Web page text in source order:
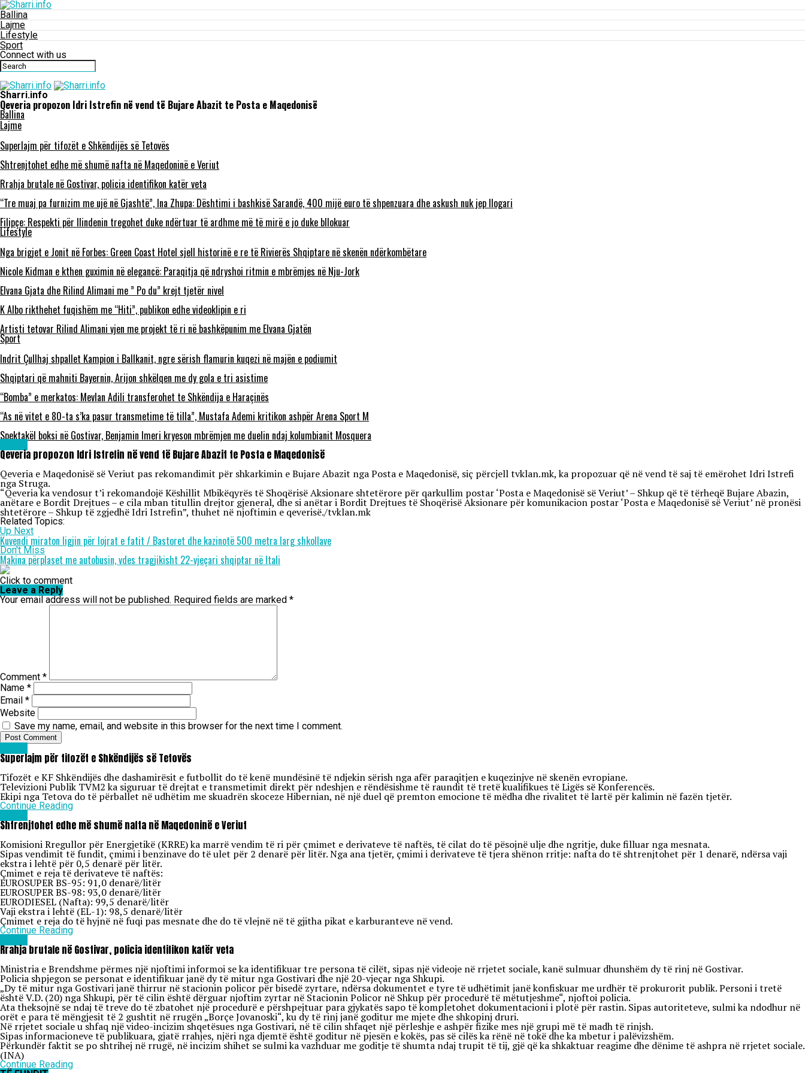
Ballina
Lajme
Lifestyle
Sport
Connect with us
Sharri.info
Qeveria propozon Idri Istrefin në vend të Bujare Abazit te Posta e Maqedonisë
Ballina
Lajme
Superlajm për tifozët e Shkëndijës së Tetovës
Shtrenjtohet edhe më shumë nafta në Maqedoninë e Veriut
Rrahja brutale në Gostivar, policia identifikon katër veta
“Tre muaj pa furnizim me ujë në Gjashtë”, Ina Zhupa: Dështimi i bashkisë Sarandë, 400 mijë euro të shpenzuara dhe askush nuk jep llogari
Filipçe: Respekti për Ilindenin tregohet duke ndërtuar të ardhme më të mirë e jo duke bllokuar
Lifestyle
Nga brigjet e Jonit në Forbes: Green Coast Hotel sjell historinë e re të Rivierës Shqiptare në skenën ndërkombëtare
Nicole Kidman e kthen guximin në elegancë: Paraqitja që ndryshoi ritmin e mbrëmjes në Nju-Jork
Elvana Gjata dhe Rilind Alimani me ” Po du” krejt tjetër nivel
K Albo rikthehet fuqishëm me “Hiti”, publikon edhe videoklipin e ri
Artisti tetovar Rilind Alimani vjen me projekt të ri në bashkëpunim me Elvana Gjatën
Sport
Indrit Çullhaj shpallet Kampion i Ballkanit, ngre sërish flamurin kuqezi në majën e podiumit
Shqiptari që mahniti Bayernin, Arijon shkëlqen me dy gola e tri asistime
“Bomba” e merkatos: Mevlan Adili transferohet te Shkëndija e Haraçinës
“As në vitet e 80-ta s’ka pasur transmetime të tilla”, Mustafa Ademi kritikon ashpër Arena Sport M
Spektakël boksi në Gostivar, Benjamin Imeri kryeson mbrëmjen me duelin ndaj kolumbianit Mosquera
Qeveria propozon Idri Istrefin në vend të Bujare Abazit te Posta e Maqedonisë
Qeveria e Maqedonisë së Veriut pas rekomandimit për shkarkimin e Bujare Abazit nga Posta e Maqedonisë, siç përcjell tvklan.mk, ka propozuar që në vend të saj të emërohet Idri Istrefi
nga Struga.
“Qeveria ka vendosur t’i rekomandojë Këshillit Mbikëqyrës të Shoqërisë Aksionare shtetërore për qarkullim postar ‘Posta e Maqedonisë së Veriut’ – Shkup që të tërheqë Bujare Abazin,
anëtare e Bordit Drejtues – e cila mban titullin drejtor gjeneral, dhe si anëtar i Bordit Drejtues të Shoqërisë Aksionare për komunikacion postar ‘Posta e Maqedonisë së Veriut’ në pronësi
shtetërore – Shkup të zgjedhë Idri Istrefin”, thuhet në njoftimin e qeverisë./tvklan.mk
Related Topics:
Up Next
Kuvendi miraton ligjin për lojrat e fatit / Bastoret dhe kazinotë 500 metra larg shkollave
Don't Miss
Makina përplaset me autobusin, vdes tragjikisht 22-vjeçari shqiptar në Itali
Click to comment
Leave a Reply
Your email address will not be published. Required fields are marked *
Comment *
Name *
Email *
Website
Save my name, email, and website in this browser for the next time I comment.
Superlajm për tifozët e Shkëndijës së Tetovës
Tifozët e KF Shkëndijës dhe dashamirësit e futbollit do të kenë mundësinë të ndjekin sërish nga afër paraqitjen e kuqezinjve në skenën evropiane.
Televizioni Publik TVM2 ka siguruar të drejtat e transmetimit direkt për ndeshjen e rëndësishme të raundit të tretë kualifikues të Ligës së Konferencës.
Ekipi nga Tetova do të përballet në udhëtim me skuadrën skoceze Hibernian, në një duel që premton emocione të mëdha dhe rivalitet të lartë për kalimin në fazën tjetër.
Continue Reading
Shtrenjtohet edhe më shumë nafta në Maqedoninë e Veriut
Komisioni Rregullor për Energjetikë (KRRE) ka marrë vendim të ri për çmimet e derivateve të naftës, të cilat do të pësojnë ulje dhe ngritje, duke filluar nga mesnata.
Sipas vendimit të fundit, çmimi i benzinave do të ulet për 2 denarë për litër. Nga ana tjetër, çmimi i derivateve të tjera shënon rritje: nafta do të shtrenjtohet për 1 denarë, ndërsa vaji
ekstra i lehtë për 0,5 denarë për litër.
Çmimet e reja të derivateve të naftës:
EUROSUPER BS-95: 91,0 denarë/litër
EUROSUPER BS-98: 93,0 denarë/litër
EURODIESEL (Nafta): 99,5 denarë/litër
Vaji ekstra i lehtë (EL-1): 98,5 denarë/litër
Çmimet e reja do të hyjnë në fuqi pas mesnate dhe do të vlejnë në të gjitha pikat e karburanteve në vend.
Continue Reading
Rrahja brutale në Gostivar, policia identifikon katër veta
Ministria e Brendshme përmes një njoftimi informoi se ka identifikuar tre persona të cilët, sipas një videoje në rrjetet sociale, kanë sulmuar dhunshëm dy të rinj në Gostivar.
Policia shpjegon se personat e identifikuar janë dy të mitur nga Gostivari dhe një 20-vjeçar nga Shkupi.
„Dy të mitur nga Gostivari janë thirrur në stacionin policor për bisedë zyrtare, ndërsa dokumentet e tyre të udhëtimit janë konfiskuar me urdhër të prokurorit publik. Personi i tretë
është V.D. (20) nga Shkupi, për të cilin është dërguar njoftim zyrtar në Stacionin Policor në Shkup për procedurë të mëtutjeshme“, njoftoi policia.
Ata theksojnë se ndaj të treve do të zbatohet një procedurë e përshpejtuar para gjykatës sapo të kompletohet dokumentacioni i plotë për rastin. Sipas autoriteteve, sulmi ka ndodhur në
orët e para të mëngjesit të 2 gushtit në rrugën „Borçe Jovanoski“, ku dy të rinj janë goditur me mjete dhe shkopinj druri.
Në rrjetet sociale u shfaq një video-incizim shqetësues nga Gostivari, në të cilin shfaqet një përleshje e ashpër fizike mes një grupi më të madh të rinjsh.
Sipas informacioneve të publikuara, gjatë rrahjes, njëri nga djemtë është goditur në pjesën e kokës, pas së cilës ka rënë në tokë dhe ka mbetur i palëvizshëm.
Përkundër faktit se po shtrihej në rrugë, në incizim shihet se sulmi ka vazhduar me goditje të shumta ndaj trupit të tij, gjë që ka shkaktuar reagime dhe dënime të ashpra në rrjetet sociale.
(INA)
Continue Reading